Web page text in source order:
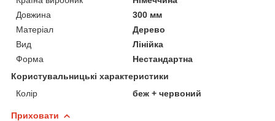
Довжина
300 мм
Матеріал
Дерево
Вид
Лінійка
Форма
Нестандартна
Користувальницькі характеристики
Колір
беж + червоний
Приховати